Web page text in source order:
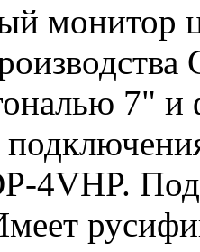
монитор
7"
4VHP.